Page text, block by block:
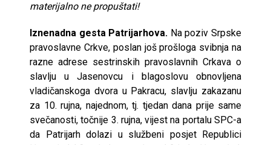
materijalno ne propuštati!
Iznenadna gesta Patrijarhova. Na poziv Srpske
pravoslavne Crkve, poslan još prošloga svibnja na
razne adrese sestrinskih pravoslavnih Crkava o
slavlju u Jasenovcu i blagoslovu obnovljena
vladičanskoga dvora u Pakracu, slavlju zakazanu
za 10. rujna, najednom, tj. tjedan dana prije same
svečanosti, točnije 3. rujna, vijest na portalu SPC-a
da Patrijarh dolazi u službeni posjet Republici